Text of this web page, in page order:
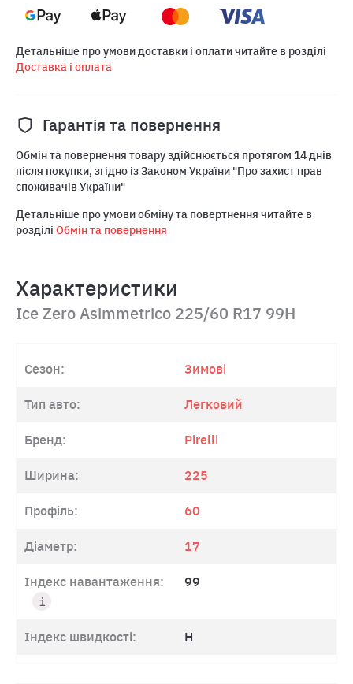
Детальніше про умови доставки і оплати читайте в розділі
Доставка і оплата
Гарантія та повернення
Обмін та повернення товару здійснюється протягом 14 днів
після покупки, згідно із Законом України "Про захист прав
споживачів України"
Детальніше про умови обміну та повертнення читайте в
розділі Обмін та повернення
Характеристики
Ice Zero Asimmetrico 225/60 R17 99H
Сезон: Зимові
Тип авто: Легковий
Бренд: Pirelli
Ширина: 225
Профіль: 60
Діаметр: 17
Індекс навантаження: 99
Індекс швидкості: H